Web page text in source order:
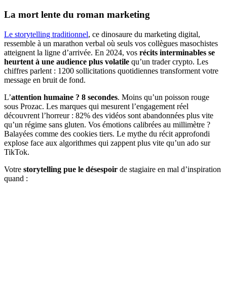
La mort lente du roman marketing
Le storytelling traditionnel, ce dinosaure du marketing digital,
ressemble à un marathon verbal où seuls vos collègues masochistes
atteignent la ligne d’arrivée. En 2024, vos récits interminables se
heurtent à une audience plus volatile qu’un trader crypto. Les
chiffres parlent : 1200 sollicitations quotidiennes transforment votre
message en bruit de fond.
L’attention humaine ? 8 secondes. Moins qu’un poisson rouge
sous Prozac. Les marques qui mesurent l’engagement réel
découvrent l’horreur : 82% des vidéos sont abandonnées plus vite
qu’un régime sans gluten. Vos émotions calibrées au millimètre ?
Balayées comme des cookies tiers. Le mythe du récit approfondi
explose face aux algorithmes qui zappent plus vite qu’un ado sur
TikTok.
Votre storytelling pue le désespoir de stagiaire en mal d’inspiration
quand :